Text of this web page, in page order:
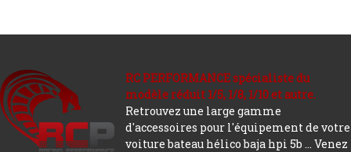
RC PERFORMANCE spécialiste du
modèle réduit 1/5, 1/8, 1/10 et autre.
Retrouvez une large gamme
d'accessoires pour l'équipement de votre
voiture bateau hélico baja hpi 5b ... Venez